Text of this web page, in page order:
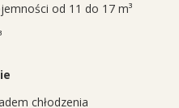
od 11 do 17 m³
chłodzenia